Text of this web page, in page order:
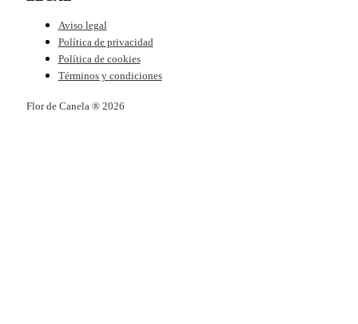
Aviso legal
Política de privacidad
Política de cookies
Términos y condiciones
Flor de Canela ® 2026